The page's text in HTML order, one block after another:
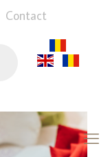
Contact